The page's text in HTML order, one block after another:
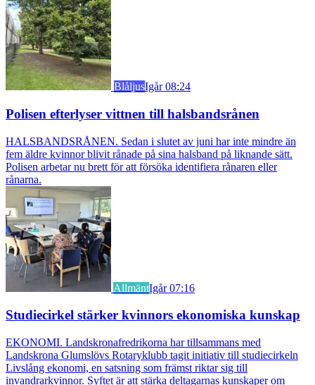
BlåljusIgår 08:24
Polisen efterlyser vittnen till halsbandsrånen
HALSBANDSRÅNEN. Sedan i slutet av juni har inte mindre än
fem äldre kvinnor blivit rånade på sina halsband på liknande sätt.
Polisen arbetar nu brett för att försöka identifiera rånaren eller
rånarna.
AllmäntIgår 07:16
Studiecirkel stärker kvinnors ekonomiska kunskap
EKONOMI. Landskronafredrikorna har tillsammans med
Landskrona Glumslövs Rotaryklubb tagit initiativ till studiecirkeln
Livslång ekonomi, en satsning som främst riktar sig till
invandrarkvinnor. Syftet är att stärka deltagarnas kunskaper om